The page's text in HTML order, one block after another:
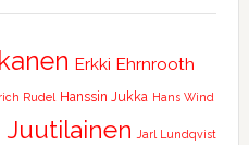
Erkki Ehrnrooth
Rudel Hanssin Jukka Hans Wind
Juutilainen Jarl Lundqvist